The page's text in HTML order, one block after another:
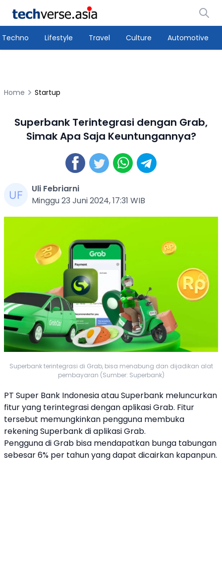
Techno Lifestyle Travel Culture Automotive
Home Startup
Superbank Terintegrasi dengan Grab,
Simak Apa Saja Keuntungannya?
Uli Febriarni
Minggu 23 Juni 2024, 17:31 WIB
Superbank terintegrasi di Grab, bisa menabung dan dijadikan alat
pembayaran (Sumber: Superbank)
PT Super Bank Indonesia atauSuperbank meluncurkan
fitur yang terintegrasi dengan aplikasiGrab. Fitur
tersebut memungkinkan pengguna membuka
rekeningSuperbankdi aplikasiGrab.
Pengguna diGrab bisa mendapatkan bunga tabungan
sebesar 6% per tahun yang dapat dicairkan kapanpun.